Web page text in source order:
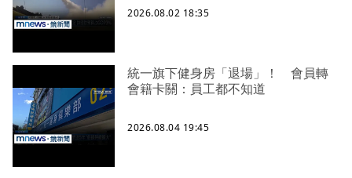
2026.08.02 18:35
統一旗下健身房「退場」！ 會員轉
會籍卡關：員工都不知道
2026.08.04 19:45